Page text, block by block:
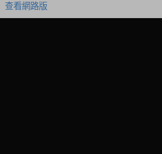
查看網路版